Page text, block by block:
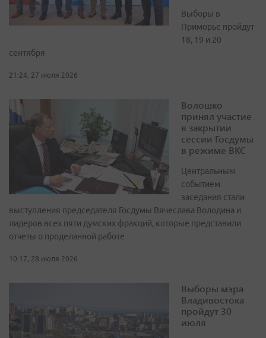
Выборы в
Приморье пройдут
18, 19 и 20
сентября
21:24, 27 июля 2026
Волошко
принял участие
в закрытии
сессии Госдумы
в режиме ВКС
Центральным
событием
заседания стали
выступления председателя Госдумы Вячеслава Володина и
лидеров всех пяти думских фракций, которые представили
отчеты о проделанной работе
10:17, 28 июля 2026
Выборы мэра
Владивостока
пройдут 30
июля